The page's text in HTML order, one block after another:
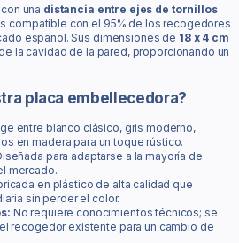
una distancia entre ejes de tornillos
compatible con el 95% de los recogedores
español. Sus dimensiones de 18 x 4 cm
la cavidad de la pared, proporcionando un
placa embellecedora?
entre blanco clásico, gris moderno,
en madera para un toque rústico.
para adaptarse a la mayoría de
mercado.
en plástico de alta calidad que
sin perder el color.
No requiere conocimientos técnicos; se
recogedor existente para un cambio de